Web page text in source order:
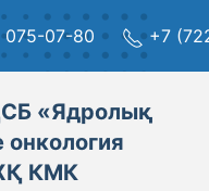
075-07-80 +7
«Ядролық
КМК